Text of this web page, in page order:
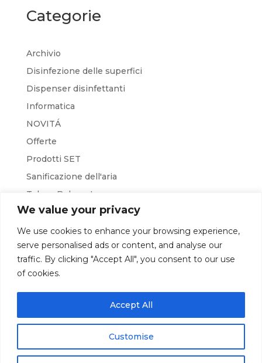
We value your privacy
We use cookies to enhance your browsing experience,
serve personalised ads or content, and analyse our
traffic. By clicking "Accept All", you consent to our use
of cookies.
Customise
Accept All
Categorie
Archivio
Disinfezione delle superfici
Dispenser disinfettanti
Informatica
NOVITÁ
Offerte
Prodotti SET
Sanificazione dell'aria
Takara Belmont
Teethan
W&H
Workshop
CHI SIAMO
FORMAZIONE
DOCUMENTI